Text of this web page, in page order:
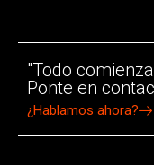
"Todo
Ponte en
¿Hablamos ahora?